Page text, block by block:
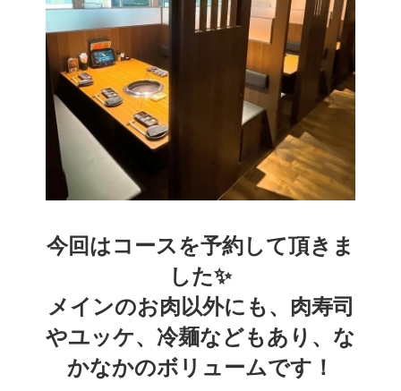
今回はコースを予約して頂きま
した✨️
メインのお肉以外にも、肉寿司
やユッケ、冷麺などもあり、な
かなかのボリュームです！